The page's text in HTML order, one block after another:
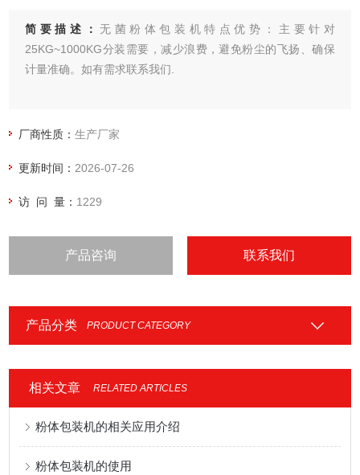
简要描述：无菌粉体包装机特点优势：主要针对
25KG~1000KG分装需要，减少浪费，避免粉尘的飞扬、确保
计量准确。如有需求联系我们.
厂商性质：生产厂家
更新时间： 2026-07-26
访 问 量： 1229
产品咨询 联系我们
产品分类 PRODUCT CATEGORY
相关文章 RELATED ARTICLES
粉体包装机的相关应用介绍
粉体包装机的使用